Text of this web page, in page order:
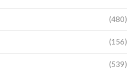
(480)
(156)
(539)